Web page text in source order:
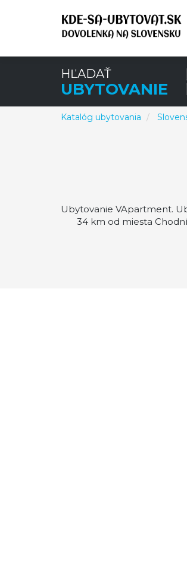
HĽADAŤ
UBYTOVANIE
Katalóg ubytovania
Ubytovanie VApartment.
34 km od miesta